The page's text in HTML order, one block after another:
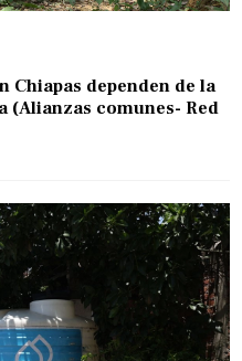
Chiapas dependen de la
(Alianzas comunes- Red